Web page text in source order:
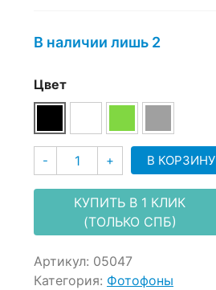
ratings
В наличии лишь 2
Цвет
- Количество
+ В КОРЗИНУ
КУПИТЬ В 1 КЛИК
(ТОЛЬКО СПБ)
Артикул: 05047
Категория: Фотофоны